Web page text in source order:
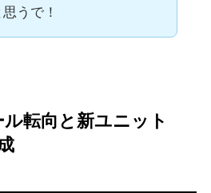
うで！
転向と新ユニット